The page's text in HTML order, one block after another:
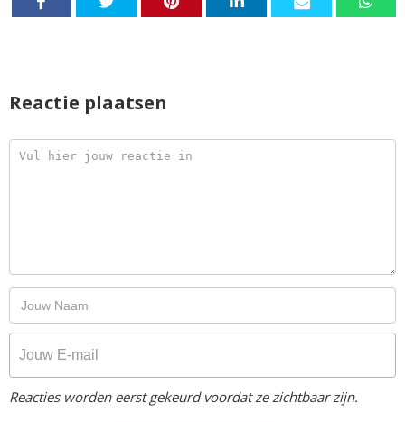
Reactie plaatsen
Reacties worden eerst gekeurd voordat ze zichtbaar zijn.